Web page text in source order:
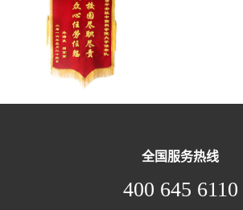
全国服务热线
400 645 6110